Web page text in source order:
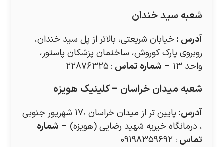
شعبه سید خندان
آدرس : خیابان شریعتی، بالاتر از پل سید خندان،
روبروی پارک کوروش، ساختمان پزشکان پاستور،
واحد ۱۳ –
شماره تماس : ۲۲۸۷۶۳۲۵
شعبه میدان خراسان – کلینیک هویزه
آدرس:
پایین تر از میدان خراسان ،۱۷ شهریور جنوبی
، درمانگاه خیریه شهید رضایی (هویزه) – شماره
تماس : ۰۹۱۹۸۳۵۹۶۹۲